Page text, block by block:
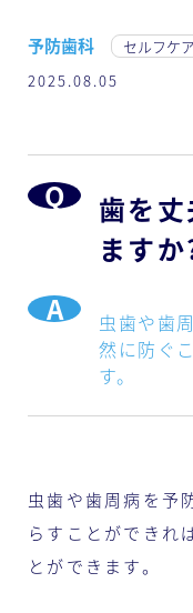
予防歯科 セルフケ
2025.08.05
歯を
ますか
虫歯や歯
然に防ぐ
す。
虫歯や歯周病を予
らすことができれ
とができます。